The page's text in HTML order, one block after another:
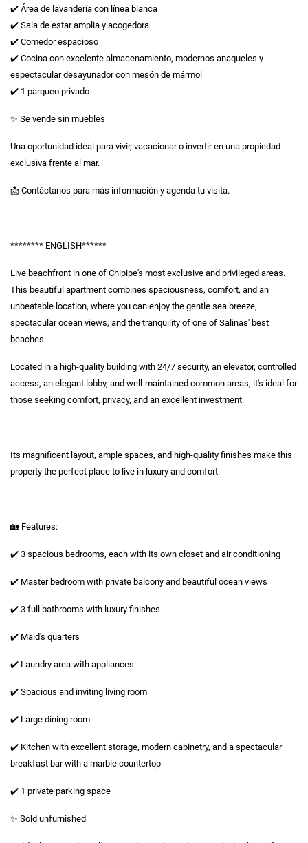
✔️ Área de lavandería con línea blanca
✔️ Sala de estar amplia y acogedora
✔️ Comedor espacioso
✔️ Cocina con excelente almacenamiento, modernos anaqueles y
espectacular desayunador con mesón de mármol
✔️ 1 parqueo privado
✨ Se vende sin muebles
Una oportunidad ideal para vivir, vacacionar o invertir en una propiedad
exclusiva frente al mar.
📩 Contáctanos para más información y agenda tu visita.
******** ENGLISH******
Live beachfront in one of Chipipe's most exclusive and privileged areas.
This beautiful apartment combines spaciousness, comfort, and an
unbeatable location, where you can enjoy the gentle sea breeze,
spectacular ocean views, and the tranquility of one of Salinas' best
beaches.
Located in a high-quality building with 24/7 security, an elevator, controlled
access, an elegant lobby, and well-maintained common areas, it's ideal for
those seeking comfort, privacy, and an excellent investment.
Its magnificent layout, ample spaces, and high-quality finishes make this
property the perfect place to live in luxury and comfort.
🏡 Features:
✔️ 3 spacious bedrooms, each with its own closet and air conditioning
✔️ Master bedroom with private balcony and beautiful ocean views
✔️ 3 full bathrooms with luxury finishes
✔️ Maid's quarters
✔️ Laundry area with appliances
✔️ Spacious and inviting living room
✔️ Large dining room
✔️ Kitchen with excellent storage, modern cabinetry, and a spectacular
breakfast bar with a marble countertop
✔️ 1 private parking space
✨ Sold unfurnished